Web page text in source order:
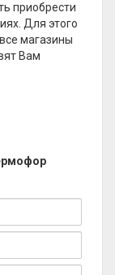
приобрести
Для этого
магазины
Вам